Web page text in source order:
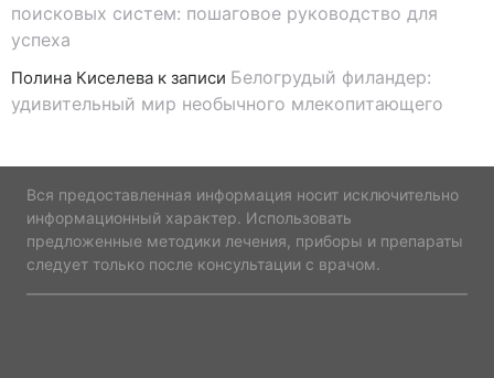
поисковых систем: пошаговое руководство для
успеха
Полина Киселева к записи Белогрудый филандер:
удивительный мир необычного млекопитающего
Вся предоставленная информация носит исключительно
информационный характер. Использовать
предложенные методики лечения, приборы и препараты
следует только после консультации с врачом.